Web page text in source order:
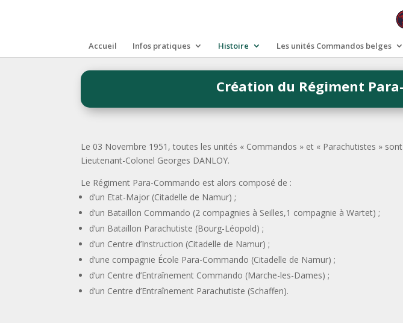
Accueil Infos pratiques Histoire Les unités Commandos belges
Création du Régiment
Le 03 Novembre 1951, toutes les unités « Commandos » et « Parachutistes »
Lieutenant-Colonel Georges DANLOY.
Le Régiment Para-Commando est alors composé de :
d’un Etat-Major (Citadelle de Namur) ;
d’un Bataillon Commando (2 compagnies à Seilles,1 compagnie à Wartet) ;
d’un Bataillon Parachutiste (Bourg-Léopold) ;
d’un Centre d’Instruction (Citadelle de Namur) ;
d’une compagnie École Para-Commando (Citadelle de Namur) ;
d’un Centre d’Entraînement Commando (Marche-les-Dames) ;
d’un Centre d’Entraînement Parachutiste (Schaffen).